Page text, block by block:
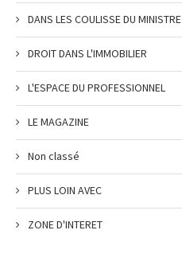
DANS LES COULISSE DU MINISTRE
DROIT DANS L'IMMOBILIER
L'ESPACE DU PROFESSIONNEL
LE MAGAZINE
Non classé
PLUS LOIN AVEC
ZONE D'INTERET